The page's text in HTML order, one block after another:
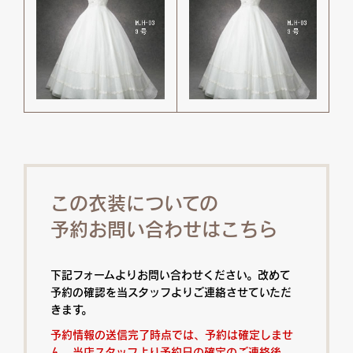
この衣装についての
予約お問い合わせはこちら
下記フォームよりお問い合わせください。改めて
予約の確認を当スタッフよりご連絡させていただ
きます。
予約情報の送信完了時点では、予約は確定しませ